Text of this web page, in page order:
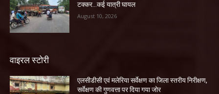
टक्कर…कई यात्री घायल
August 10, 2026
वाइरल स्टोरी
एलसीडीसी एवं मलेरिया सर्वेक्षण का जिला स्तरीय निरीक्षण,
सर्वेक्षण की गुणवत्ता पर दिया गया जोर